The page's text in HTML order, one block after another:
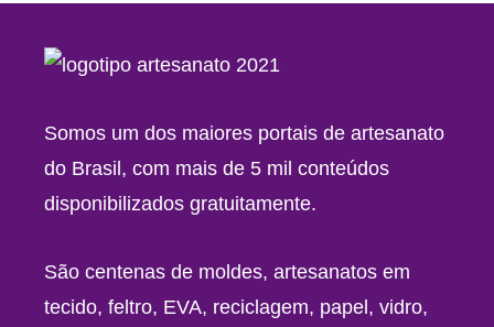
Somos um dos maiores portais de artesanato
do Brasil, com mais de 5 mil conteúdos
disponibilizados gratuitamente.
São centenas de moldes, artesanatos em
tecido, feltro, EVA, reciclagem, papel, vidro,